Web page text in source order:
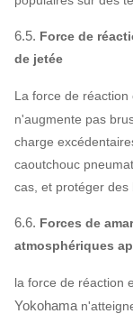
6.5. Force de
de jetée
La force de réaction
n'augmente pas
charge
caoutchouc
cas, et protéger des
6.6. Forces de
atmosphériques
la force de réaction
Yokohama